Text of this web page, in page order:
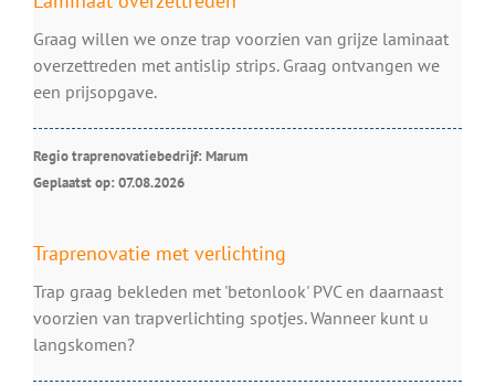
Graag willen we onze trap voorzien van grijze laminaat
overzettreden met antislip strips. Graag ontvangen we
een prijsopgave.
Regio traprenovatiebedrijf: Marum
Geplaatst op: 07.08.2026
Traprenovatie met verlichting
Trap graag bekleden met 'betonlook' PVC en daarnaast
voorzien van trapverlichting spotjes. Wanneer kunt u
langskomen?